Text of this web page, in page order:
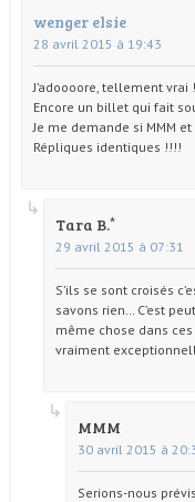
wenger elsie
28 avril 2015 à 19:43
J’adoooore, tellement vrai
Encore un billet qui fait
Je me demande si MMM
Répliques identiques !!!!
Tara B.
29 avril 2015 à 07:31
S’ils se sont croisés
savons rien… C’est
même chose dans
vraiment
MMM
30 avril 2015 à
Serions-nous